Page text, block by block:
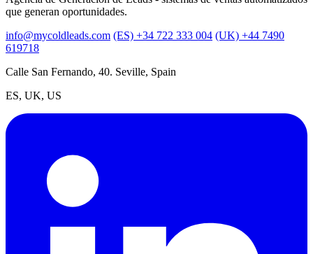
que generan oportunidades.
info@mycoldleads.com (ES) +34 722 333 004 (UK) +44 7490
619718
Calle San Fernando, 40. Seville, Spain
ES, UK, US